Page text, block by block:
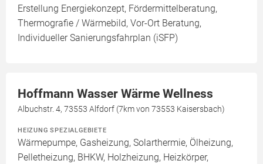
Erstellung Energiekonzept, Fördermittelberatung,
Thermografie / Wärmebild, Vor-Ort Beratung,
Individueller Sanierungsfahrplan (iSFP)
Hoffmann Wasser Wärme Wellness
Albuchstr. 4, 73553 Alfdorf (7km von 73553 Kaisersbach)
HEIZUNG SPEZIALGEBIETE
Wärmepumpe, Gasheizung, Solarthermie, Ölheizung,
Pelletheizung, BHKW, Holzheizung, Heizkörper,